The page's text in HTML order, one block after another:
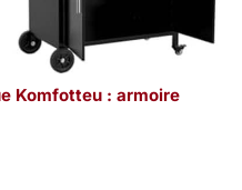
Komfotteu : armoire